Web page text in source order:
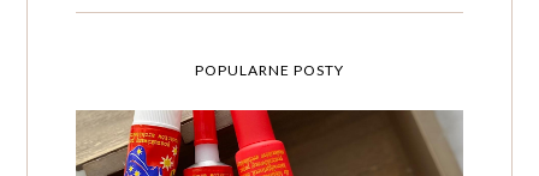
POPULARNE POSTY